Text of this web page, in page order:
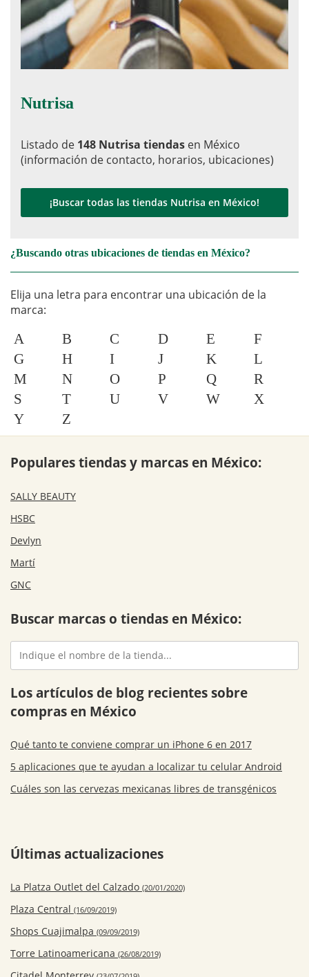
Nutrisa
Listado de 148 Nutrisa tiendas en México
(información de contacto, horarios, ubicaciones)
¡Buscar todas las tiendas Nutrisa en México!
¿Buscando otras ubicaciones de tiendas en México?
Elija una letra para encontrar una ubicación de la
marca:
A B C D E
F
G
H I J K
L
M
N O P Q
R
S
T U V W
X
Y
Z
Populares tiendas y marcas en México:
SALLY BEAUTY
HSBC
Devlyn
Martí
GNC
Buscar marcas o tiendas en México:
Los artículos de blog recientes sobre
compras en México
Qué tanto te conviene comprar un iPhone 6 en 2017
5 aplicaciones que te ayudan a localizar tu celular Android
Cuáles son las cervezas mexicanas libres de transgénicos
Últimas actualizaciones
La Platza Outlet del Calzado (20/01/2020)
Plaza Central (16/09/2019)
Shops Cuajimalpa (09/09/2019)
Torre Latinoamericana (26/08/2019)